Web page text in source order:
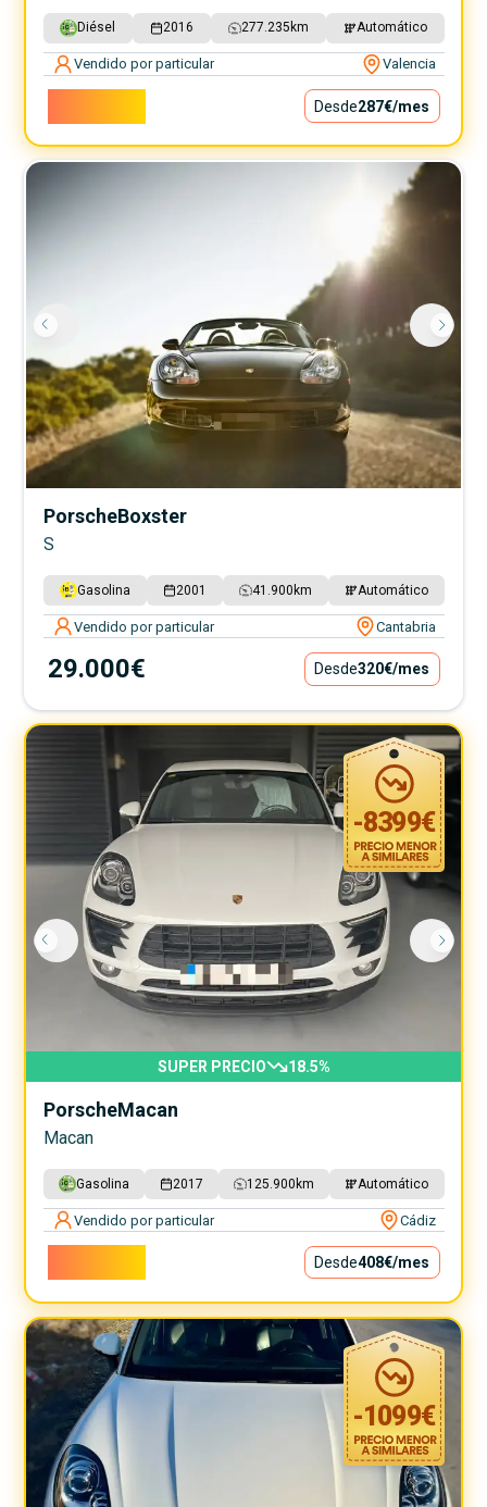
Diésel 2016 277.235 km Automático
Vendido por particular Valencia
Desde287€/mes
PorscheBoxster
S
Gasolina 2001 41.900 km Automático
Vendido por particular Cantabria
29.000€ Desde320€/mes
-8399€
SUPER PRECIO 18.5%
PorscheMacan
Macan
Gasolina 2017 125.900 km Automático
Vendido por particular Cádiz
Desde408€/mes
-1099€